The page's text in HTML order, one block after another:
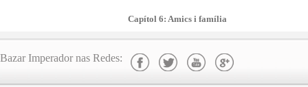
Capítol 6: Amics i família
Bazar Imperador nas Redes: